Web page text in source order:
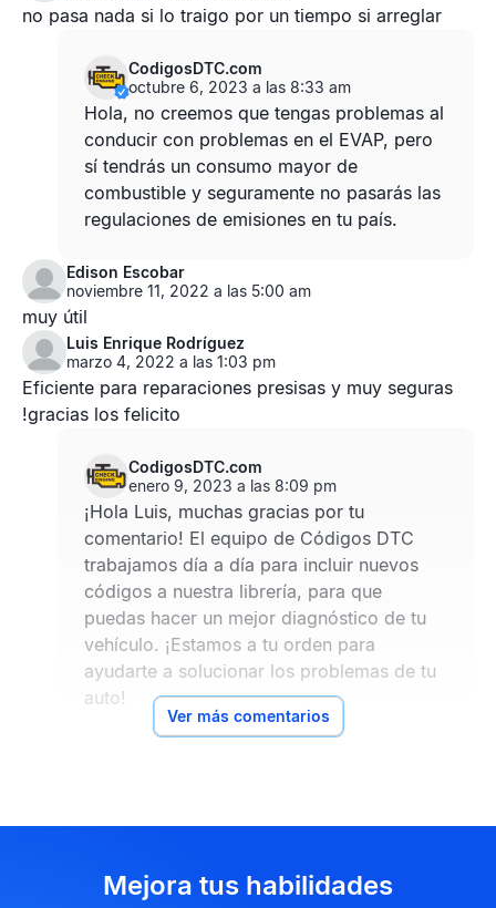
no pasa nada si lo traigo por un tiempo si arreglar
CodigosDTC.com
octubre 6, 2023 a las 8:33 am
Hola, no creemos que tengas problemas al
conducir con problemas en el EVAP, pero
sí tendrás un consumo mayor de
combustible y seguramente no pasarás las
regulaciones de emisiones en tu país.
Edison Escobar
noviembre 11, 2022 a las 5:00 am
muy útil
Luis Enrique Rodríguez
marzo 4, 2022 a las 1:03 pm
Eficiente para reparaciones presisas y muy seguras
!gracias los felicito
CodigosDTC.com
enero 9, 2023 a las 8:09 pm
¡Hola Luis, muchas gracias por tu
comentario! El equipo de Códigos DTC
trabajamos día a día para incluir nuevos
códigos a nuestra librería, para que
puedas hacer un mejor diagnóstico de tu
vehículo. ¡Estamos a tu orden para
ayudarte a solucionar los problemas de tu
auto!
Ver más comentarios
Mejora tus habilidades